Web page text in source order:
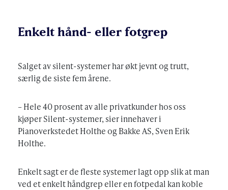
Enkelt hånd- eller fotgrep
Salget av silent-systemer har økt jevnt og trutt,
særlig de siste fem årene.
– Hele 40 prosent av alle privatkunder hos oss
kjøper Silent-systemer, sier innehaver i
Pianoverkstedet Holthe og Bakke AS, Sven Erik
Holthe.
Enkelt sagt er de fleste systemer lagt opp slik at man
ved et enkelt håndgrep eller en fotpedal kan koble